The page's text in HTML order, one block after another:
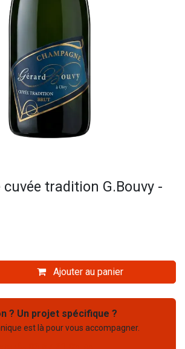
tradition G.Bouvy -
Ajouter au panier
? Un projet spécifique ?
est là pour vous accompagner.